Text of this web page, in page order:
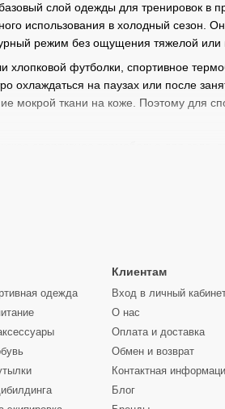
слой одежды для тренировок в
использования в холодный сезон.
режим без ощущения тяжелой или
хлопковой футболки, спортивное
охлаждаться на паузах или после
мокрой ткани на коже. Поэтому для
для:
одежда
Клиентам
Вход в личный
О нас
Оплата и доставка
Обмен и возврат
Контактная
Блог